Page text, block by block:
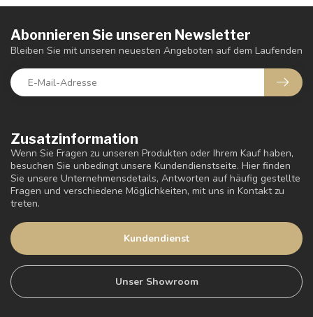
Zusatzinformation
Wenn Sie Fragen zu unseren Produkten oder Ihrem Kauf haben,
besuchen Sie unbedingt unsere Kundendienstseite. Hier finden
Sie unsere Unternehmensdetails, Antworten auf häufig gestellte
Fragen und verschiedene Möglichkeiten, mit uns in Kontakt zu
treten.
Kundendienst
Unser Showroom
Abonnieren Sie unseren Newsletter
Bleiben Sie mit unseren neuesten Angeboten auf dem Laufenden